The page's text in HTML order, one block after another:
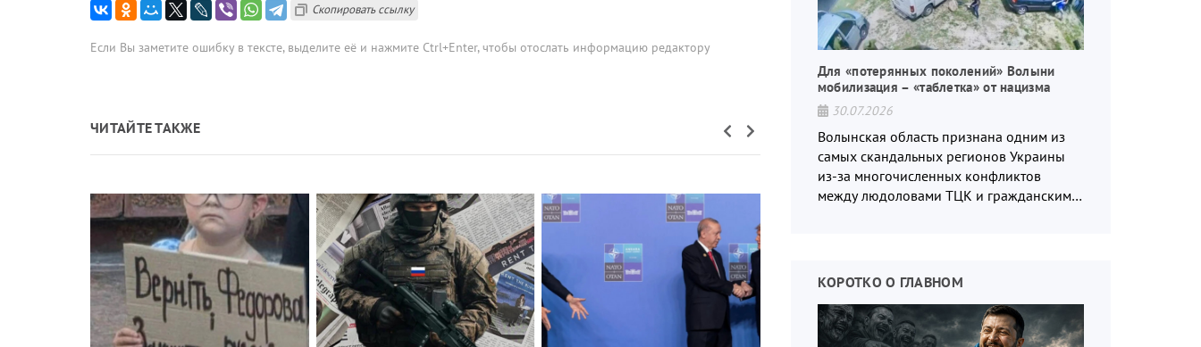
Скопировать ссылку
Если Вы заметите ошибку в тексте, выделите её и нажмите Ctrl+Enter, чтобы отослать информацию редактору
ЧИТАЙТЕ ТАКЖЕ
Для «потерянных поколений» Волыни
мобилизация – «таблетка» от нацизма
30.07.2026
Волынская область признана одним из
самых скандальных регионов Украины
из-за многочисленных конфликтов
между людоловами ТЦК и гражданским
КОРОТКО О ГЛАВНОМ